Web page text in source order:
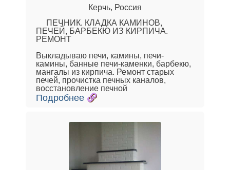
Керчь, Россия
ПЕЧНИК. КЛАДКА КАМИНОВ,
ПЕЧЕЙ, БАРБЕКЮ ИЗ КИРПИЧА.
РЕМОНТ
Выкладываю печи, камины, печи-
камины, банные печи-каменки, барбекю,
мангалы из кирпича. Ремонт старых
печей, прочистка печных каналов,
восстановление печной
Подробнее